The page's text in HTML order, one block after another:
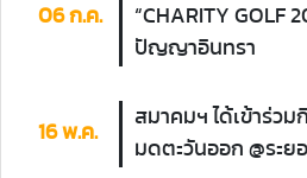
06 ก.ค.
“CHARITY GOLF
ปัญญาอินทรา
16 พ.ค.
สมาคมฯ ได้เข้าร่ว
มดตะวันออก @ระย